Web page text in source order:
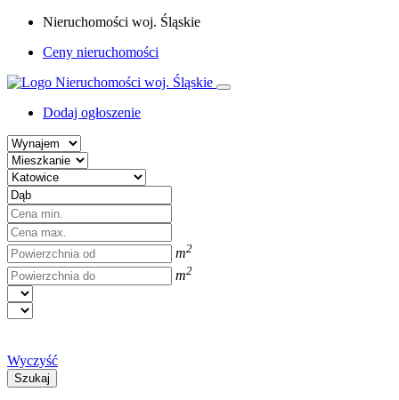
Nieruchomości woj. Śląskie
Ceny nieruchomości
Dodaj ogłoszenie
m2
m2
Wyczyść
Szukaj